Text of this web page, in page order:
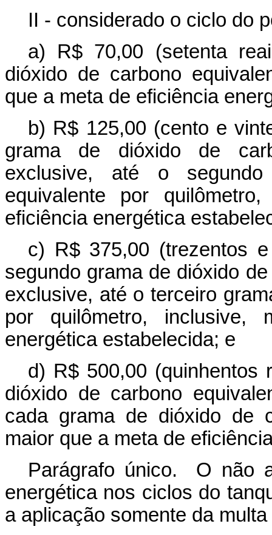
II - considerado o ciclo do
a) R$ 70,00 (setenta
dióxido de carbono
que a meta de eficiência
b) R$ 125,00 (cento e
grama de dióxido de
exclusive, até o
equivalente por
eficiência energética
c) R$ 375,00 (trezentos
segundo grama de dióxido
exclusive, até o terceiro
por quilômetro,
energética estabelecida; e
d) R$ 500,00 (quinhentos
dióxido de carbono
cada grama de dióxido de
maior que a meta de
Parágrafo único. O não
energética nos ciclos do
a aplicação somente da